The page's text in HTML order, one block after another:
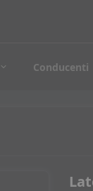
Conducenti